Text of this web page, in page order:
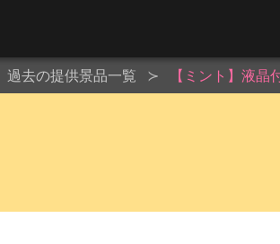
過去の提供景品一覧 【ミント】液